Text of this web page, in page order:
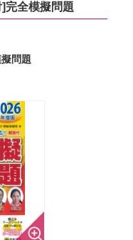
完全模擬問題
問題